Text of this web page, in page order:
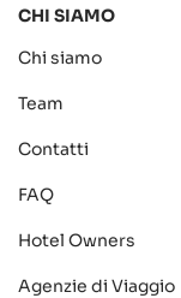
CHI SIAMO
Chi siamo
Team
Contatti
FAQ
Hotel Owners
Agenzie di Viaggio